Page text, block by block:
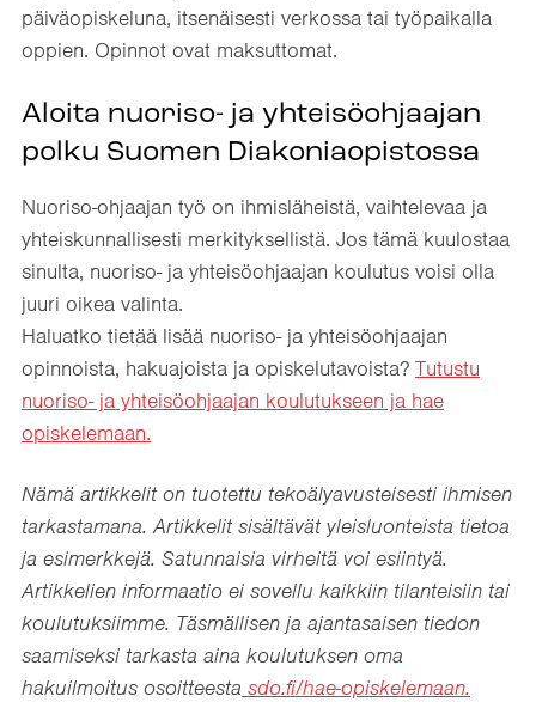
päiväopiskeluna, itsenäisesti verkossa tai työpaikalla
oppien. Opinnot ovat maksuttomat.
Aloita nuoriso- ja yhteisöohjaajan
polku Suomen Diakoniaopistossa
Nuoriso-ohjaajan työ on ihmisläheistä, vaihtelevaa ja
yhteiskunnallisesti merkityksellistä. Jos tämä kuulostaa
sinulta, nuoriso- ja yhteisöohjaajan koulutus voisi olla
juuri oikea valinta.
Haluatko tietää lisää nuoriso- ja yhteisöohjaajan
opinnoista, hakuajoista ja opiskelutavoista? Tutustu
nuoriso- ja yhteisöohjaajan koulutukseen ja hae
opiskelemaan.
Nämä artikkelit on tuotettu tekoälyavusteisesti ihmisen
tarkastamana. Artikkelit sisältävät yleisluonteista tietoa
ja esimerkkejä. Satunnaisia virheitä voi esiintyä.
Artikkelien informaatio ei sovellu kaikkiin tilanteisiin tai
koulutuksiimme. Täsmällisen ja ajantasaisen tiedon
saamiseksi tarkasta aina koulutuksen oma
hakuilmoitus osoitteesta sdo.fi/hae-opiskelemaan.